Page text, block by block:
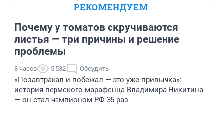
РЕКОМЕНДУЕМ
Почему у томатов скручиваются
листья — три причины и решение
проблемы
8 часов 5 532 Обсудить
«Позавтракал и побежал — это уже привычка»:
история пермского марафонца Владимира Никитина
— он стал чемпионом РФ 35 раз